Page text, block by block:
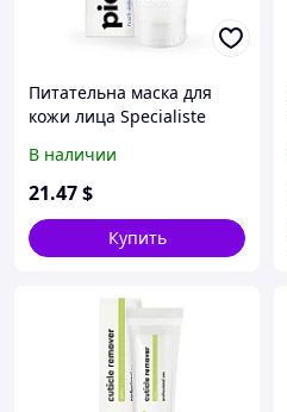
Питательна маска для
кожи лица Specialiste
В наличии
21.47$
Купить